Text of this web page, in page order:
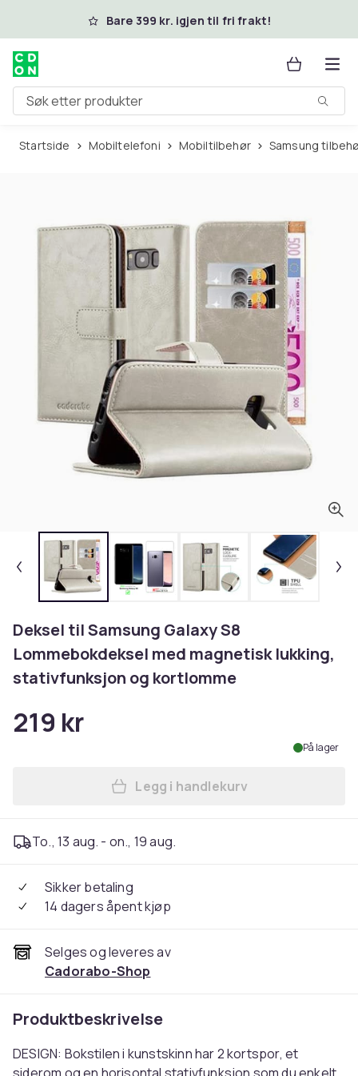
Hopp til hovedinnholdBare 399 kr. igjen til fri frakt!
Søk etter produkter
Startside Mobiltelefoni Mobiltilbehør Samsung
Deksel til Samsung Galaxy S8
Lommebokdeksel med magnetisk lukking,
stativfunksjon og kortlomme
219 kr
På lager
Legg Deksel til Samsung
Legg i handlekurv
To., 13 aug. - on., 19 aug.
Sikker betaling
14 dagers åpent kjøp
Selges og leveres av
Cadorabo-Shop
Produktbeskrivelse
DESIGN: Bokstilen i kunstskinn har 2 kortspor, et